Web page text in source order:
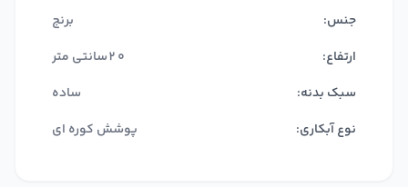
جنس:
برنج
ارتفاع:
20سانتی متر
سبک بدنه:
ساده
نوع آبکاری:
پوشش کوره ای